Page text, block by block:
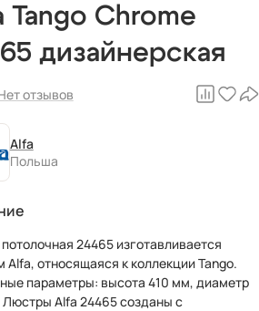
Tango Chrome
дизайнерская
отзывов
Alfa
Польша
24465 изготавливается
Alfa, относящаяся к коллекции Tango.
высота 410 мм, диаметр
Alfa 24465 созданы с